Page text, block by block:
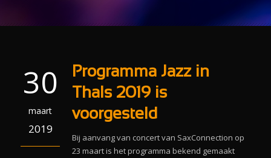
30
maart
2019
Programma Jazz in
Thals 2019 is
voorgesteld
Bij aanvang van concert van SaxConnection op
23 maart is het programma bekend gemaakt